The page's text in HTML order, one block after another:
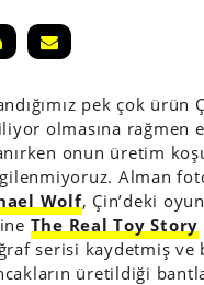
pek çok ürün
olmasına rağmen
onun üretim
Alman
Wolf, Çin’deki
The Real Toy Story
serisi kaydetmiş ve
üretildiği